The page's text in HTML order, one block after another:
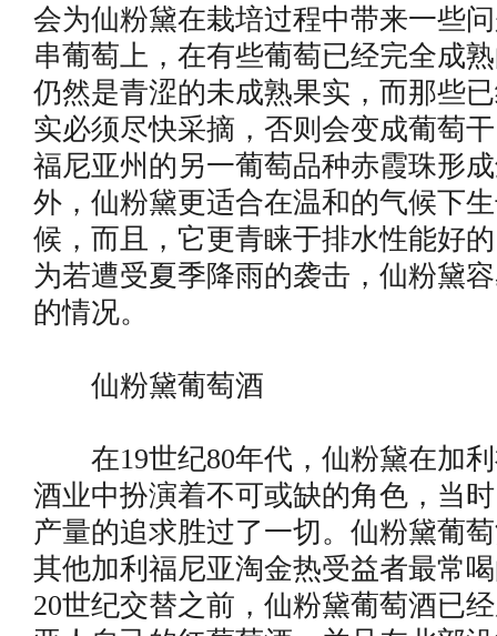
会为仙粉黛在栽培过程中带来一些
串葡萄上，在有些葡萄已经完全成
仍然是青涩的未成熟果实，而那些
实必须尽快采摘，否则会变成葡萄
福尼亚州的另一葡萄品种赤霞珠形
外，仙粉黛更适合在温和的气候下
候，而且，它更青睐于排水性能好
为若遭受夏季降雨的袭击，仙粉黛
的情况。
仙粉黛葡萄酒
在19世纪80年代，仙粉黛在加利
酒业中扮演着不可或缺的角色，当
产量的追求胜过了一切。仙粉黛葡
其他加利福尼亚淘金热受益者最常
20世纪交替之前，仙粉黛葡萄酒已